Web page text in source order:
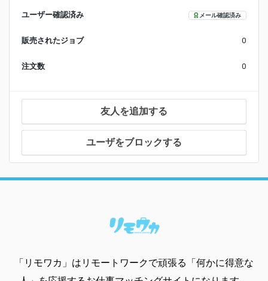
ユーザー確認済み メール確認済み
販売されたジョブ 0
注文数 0
友人を追加する
ユーザをブロックする
「リモワカ」はリモートワークで頑張る「何かに得意な